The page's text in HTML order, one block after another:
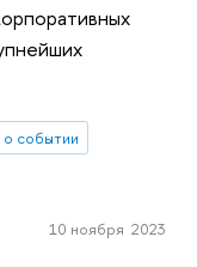
событии
10 ноября 2023